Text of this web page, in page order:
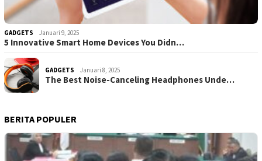
GADGETS Januari 9, 2025
5 Innovative Smart Home Devices You Didn…
GADGETS Januari 8, 2025
The Best Noise-Canceling Headphones Unde…
BERITA POPULER